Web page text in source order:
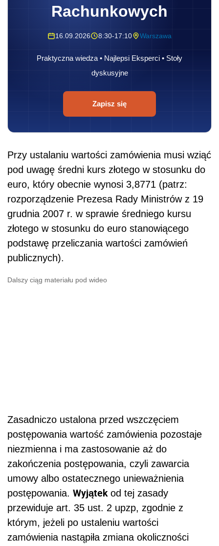
Rachunkowych
16.09.2026 8:30-17:10 Warszawa
Praktyczna wiedza • Najlepsi Eksperci • Stoły
dyskusyjne
Zapisz się
Przy ustalaniu wartości zamówienia musi wziąć
pod uwagę średni kurs złotego w stosunku do
euro, który obecnie wynosi 3,8771 (patrz:
rozporządzenie Prezesa Rady Ministrów z 19
grudnia 2007 r. w sprawie średniego kursu
złotego w stosunku do euro stanowiącego
podstawę przeliczania wartości zamówień
publicznych).
Dalszy ciąg materiału pod wideo
Zasadniczo ustalona przed wszczęciem
postępowania wartość zamówienia pozostaje
niezmienna i ma zastosowanie aż do
zakończenia postępowania, czyli zawarcia
umowy albo ostatecznego unieważnienia
postępowania. Wyjątek od tej zasady
przewiduje art. 35 ust. 2 upzp, zgodnie z
którym, jeżeli po ustaleniu wartości
zamówienia nastąpiła zmiana okoliczności